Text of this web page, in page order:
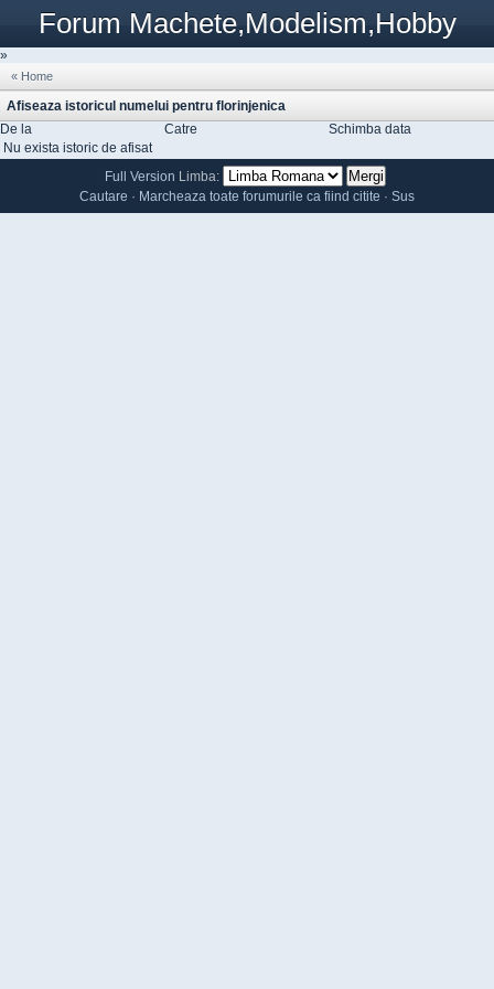
Forum Machete,Modelism,Hobby
»
« Home
Afiseaza istoricul numelui pentru florinjenica
De la
Catre
Schimba data
Nu exista istoric de afisat
Full Version Limba:
Cautare · Marcheaza toate forumurile ca fiind citite · Sus